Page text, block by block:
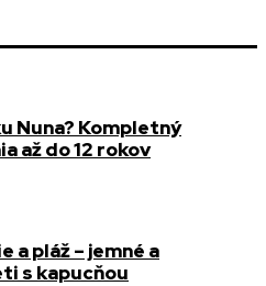
Nuna? Kompletný
až do 12 rokov
a pláž – jemné a
s kapucňou